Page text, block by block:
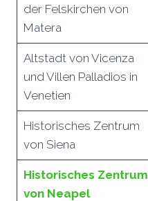
der Felskirchen von
Matera
Altstadt von Vicenza
und Villen Palladios in
Venetien
Historisches Zentrum
von Siena
Historisches Zentrum
von Neapel